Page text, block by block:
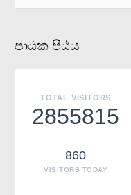
r
c
පාඨක පීඨය
TOTAL VISITORS
2855815
860
VISITORS TODAY